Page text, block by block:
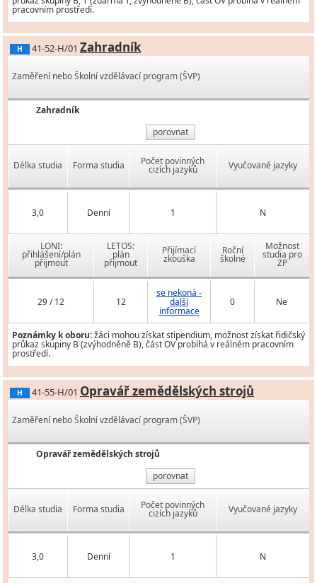
pracovním prostředí.
H 41-52-H/01 Zahradník
Zaměření nebo Školní vzdělávací program (ŠVP)
Zahradník
porovnat
Délka studia Forma studia Počet povinných
cizích jazyků Vyučované jazyky
3,0 Denní 1 N
LONI:
přihlášení/plán
přijmout
LETOS:
plán
přijmout
Přijímací
zkouška
Roční
školné
Možnost
studia pro
ZP
29 / 12 12
se nekoná -
další
informace
0 Ne
Poznámky k oboru:žáci mohou získat stipendium, možnost získat řidičský
průkaz skupiny B (zvýhodněně B), část OV probíhá v reálném pracovním
prostředí.
H 41-55-H/01 Opravář zemědělských strojů
Zaměření nebo Školní vzdělávací program (ŠVP)
Opravář zemědělských strojů
porovnat
Délka studia Forma studia Počet povinných
cizích jazyků Vyučované jazyky
3,0 Denní 1 N